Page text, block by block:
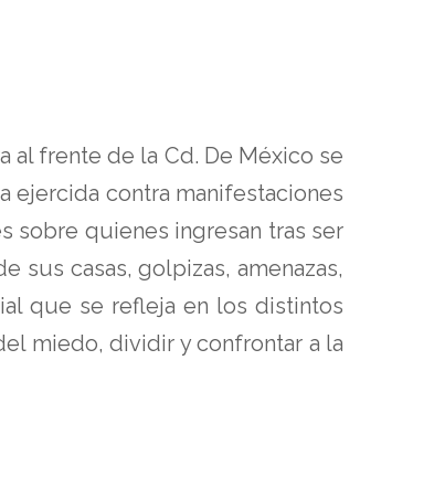
al frente de la Cd. De México se
ejercida contra manifestaciones
sobre quienes ingresan tras ser
sus casas, golpizas, amenazas,
que se refleja en los distintos
miedo, dividir y confrontar a la